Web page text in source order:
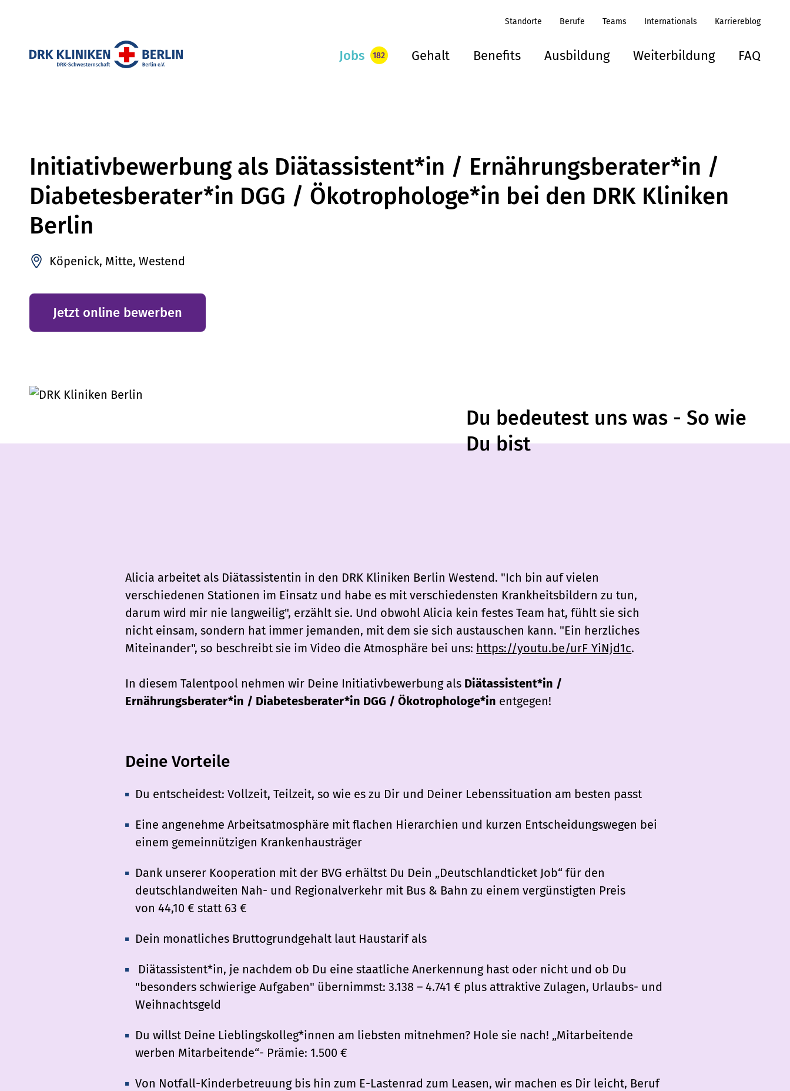
Standorte Berufe Teams Internationals Karriereblog
Jobs 182 Gehalt Benefits Ausbildung Weiterbildung FAQ
Initiativbewerbung als Diätassistent*in / Ernährungsberater*in /
Diabetesberater*in DGG / Ökotrophologe*in bei den DRK Kliniken
Berlin
Köpenick, Mitte, Westend
Jetzt online bewerben
Du bedeutest uns was - So wie
Du bist
Alicia arbeitet als Diätassistentin in den DRK Kliniken Berlin Westend. "Ich bin auf vielen
verschiedenen Stationen im Einsatz und habe es mit verschiedensten Krankheitsbildern zu tun,
darum wird mir nie langweilig", erzählt sie. Und obwohl Alicia kein festes Team hat, fühlt sie sich
nicht einsam, sondern hat immer jemanden, mit dem sie sich austauschen kann. "Ein herzliches
Miteinander", so beschreibt sie im Video die Atmosphäre bei uns: https://youtu.be/urF_YiNjd1c.
In diesem Talentpool nehmen wir Deine Initiativbewerbung als Diätassistent*in /
Ernährungsberater*in / Diabetesberater*in DGG / Ökotrophologe*in entgegen!
Deine Vorteile
Du entscheidest: Vollzeit, Teilzeit, so wie es zu Dir und Deiner Lebenssituation am besten passt
Eine angenehme Arbeitsatmosphäre mit flachen Hierarchien und kurzen Entscheidungswegen bei
einem gemeinnützigen Krankenhausträger
Dank unserer Kooperation mit der BVG erhältst Du Dein „Deutschlandticket Job“ für den
deutschlandweiten Nah- und Regionalverkehr mit Bus & Bahn zu einem vergünstigten Preis
von 44,10 € statt 63 €
Dein monatliches Bruttogrundgehalt laut Haustarif als
Diätassistent*in, je nachdem ob Du eine staatliche Anerkennung hast oder nicht und ob Du
"besonders schwierige Aufgaben" übernimmst: 3.138 – 4.741 € plus attraktive Zulagen, Urlaubs- und
Weihnachtsgeld
Du willst Deine Lieblingskolleg*innen am liebsten mitnehmen? Hole sie nach! „Mitarbeitende
werben Mitarbeitende“- Prämie: 1.500 €
Von Notfall-Kinderbetreuung bis hin zum E-Lastenrad zum Leasen, wir machen es Dir leicht, Beruf